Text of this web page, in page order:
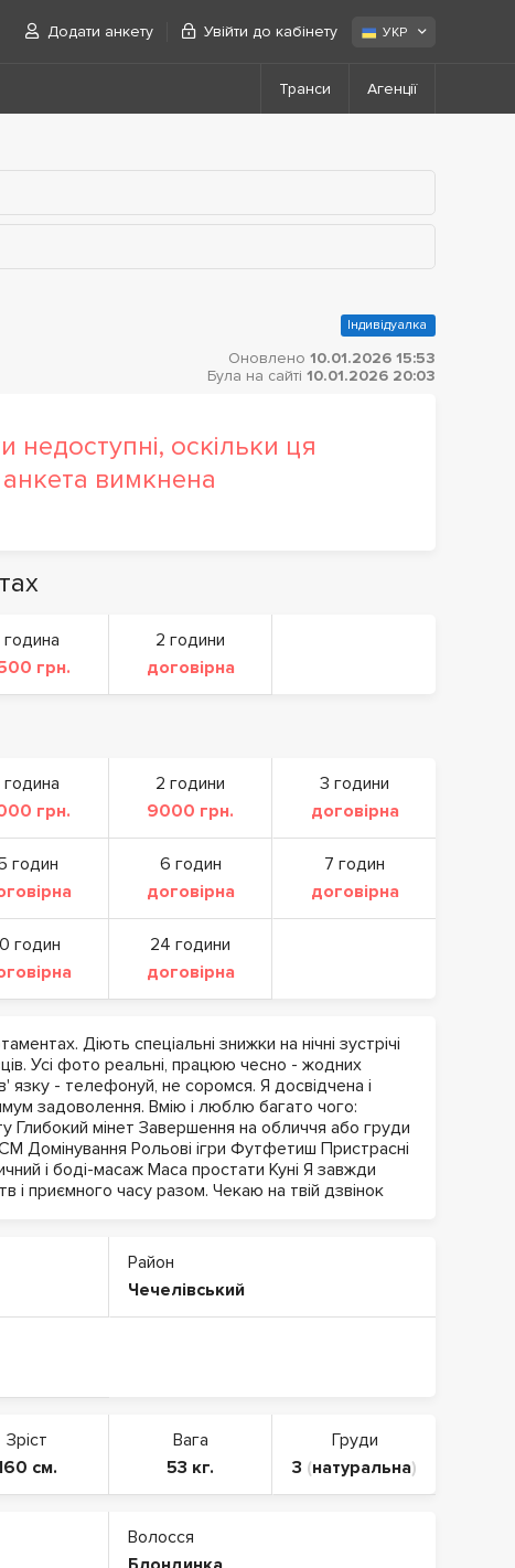
Додати анкету Увійти до кабінету УКР
Транси Агенції
Індивідуалка
Оновлено 10.01.2026 15:53
Була на сайті 10.01.2026 20:03
недоступні, оскільки ця
анкета вимкнена
година
грн.
2 години
договірна
година
грн.
2 години
9000 грн.
3 години
договірна
годин
6 годин
договірна
7 годин
договірна
годин
24 години
договірна
Діють спеціальні знижки на нічні зустрічі
Усі фото реальні, працюю чесно - жодних
язку - телефонуй, не соромся. Я досвідчена і
задоволення. Вмію і люблю багато чого:
Глибокий мінет Завершення на обличчя або груди
Домінування Рольові ігри Футфетиш Пристрасні
і боді-масаж Маса простати Куні Я завжди
і приємного часу разом. Чекаю на твій дзвінок
Район
Чечелівський
Зріст
см.
Вага
53 кг.
Груди
3 (натуральна)
Волосся